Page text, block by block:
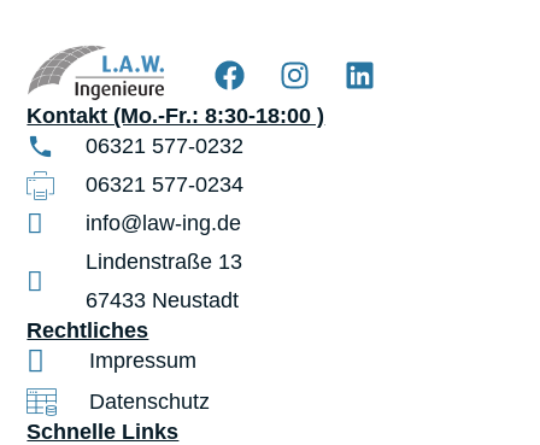
Kontakt (Mo.-Fr.: 8:30-18:00 )
06321 577-0232
06321 577-0234
info@law-ing.de
Lindenstraße 13
67433 Neustadt
Schnelle Links
Rechtliches
Impressum
Datenschutz